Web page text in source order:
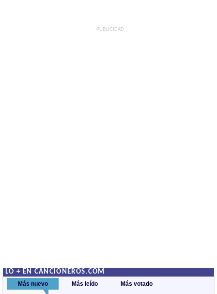
PUBLICIDAD
LO + EN CANCIONEROS.COM
Más nuevo Más leído Más votado